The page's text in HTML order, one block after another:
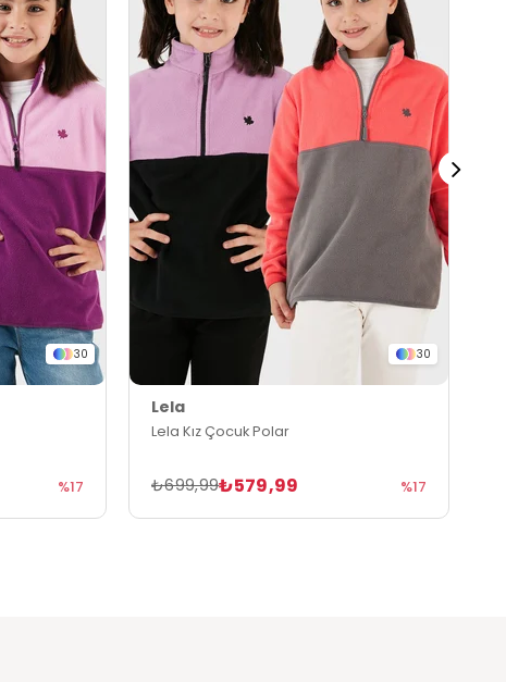
30
%17
30
Lela
Lela Kız Çocuk Polar
₺579,99
₺699,99 %17